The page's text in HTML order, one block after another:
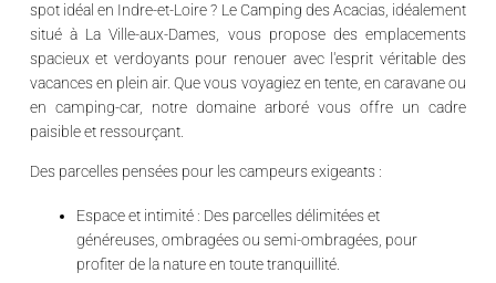
spot idéal en Indre-et-Loire? Le Camping des Acacias , idéalement
situé à La Ville-aux-Dames , vous propose des emplacements
spacieux et verdoyants pour renouer avec l'esprit véritable des
vacances en plein air. Que vous voyagiez en tente, en caravane ou
en camping-car, notre domaine arboré vous offre un cadre
paisible et ressourçant.
Des parcelles pensées pour les campeurs exigeants :
Espace et intimité : Des parcelles délimitées et
généreuses, ombragées ou semi-ombragées, pour
profiter de la nature en toute tranquillité.